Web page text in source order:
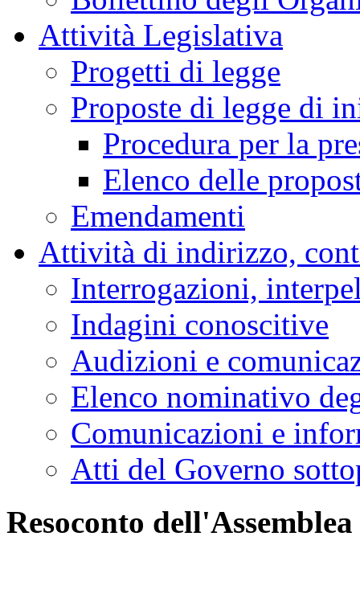
Attività Legislativa
Progetti di legge
Proposte di legge di
Procedura per la
Elenco delle
Emendamenti
Attività di indirizzo,
Interrogazioni,
Indagini conoscitive
Audizioni e
Elenco nominativo
Comunicazioni e
Atti del Governo
Resoconto dell'Assemblea